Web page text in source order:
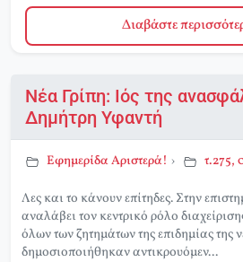
Διαβάστε
Νέα Γρίπη: Ιός της
Δημήτρη Υφαντή
Εφημερίδα Αριστερά! › τ.275,
Λες και το κάνουν επίτηδες. Στην
αναλάβει τον κεντρικό ρόλο
όλων των ζητημάτων της επιδημίας της
δημοσιοποιήθηκαν αντικρουόμεν...